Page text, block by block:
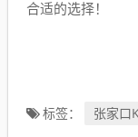
合适的选择！
标签： 张家口